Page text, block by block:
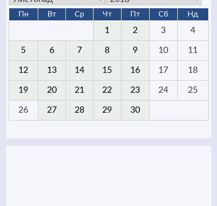
Пн Вт Ср Чт Пт Сб Нд
1 2 3 4
5 6 7 8 9 10 11
12 13 14 15 16 17 18
19 20 21 22 23 24 25
26 27 28 29 30